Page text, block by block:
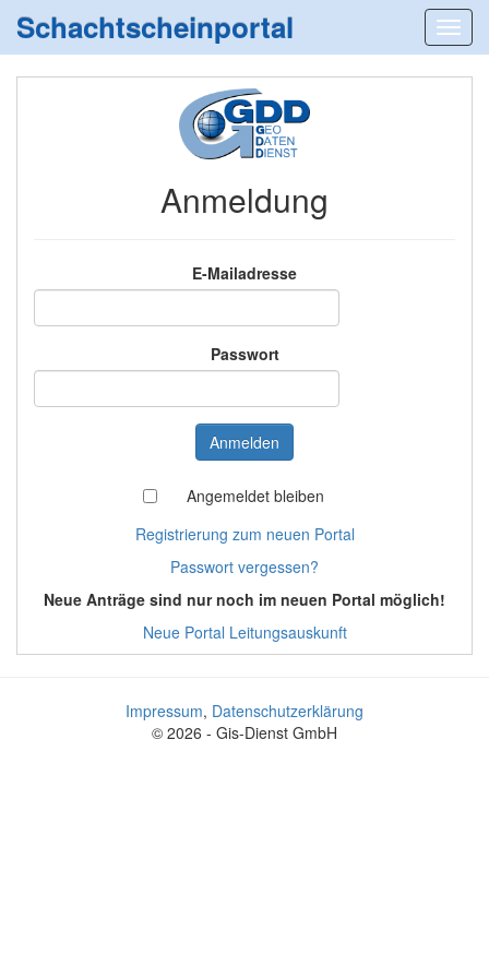
Schachtscheinportal
Anmeldung
E-Mailadresse
Passwort
Angemeldet bleiben
Registrierung zum neuen Portal
Passwort vergessen?
Neue Anträge sind nur noch im neuen Portal möglich!
Neue Portal Leitungsauskunft
Impressum, Datenschutzerklärung
© 2026 - Gis-Dienst GmbH